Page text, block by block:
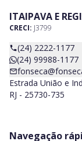
ITAIPAVA E
CRECI: J3799
(24) 2222-1177
(24) 99988-1177
Estrada União e
RJ - 25730-735
Navegação